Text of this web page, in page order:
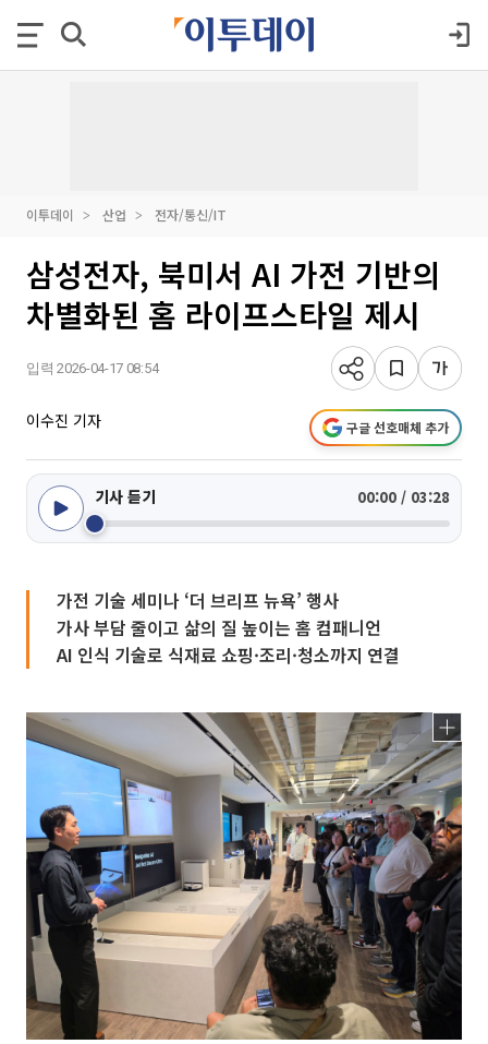
이투데이 산업 전자/통신/IT
삼성전자, 북미서 AI 가전 기반의
차별화된 홈 라이프스타일 제시
입력 2026-04-17 08:54
이수진 기자 구글 선호매체 추가
기사 듣기 00:00 / 03:28
가전 기술 세미나 ‘더 브리프 뉴욕’ 행사
가사 부담 줄이고 삶의 질 높이는 홈 컴패니언
AI 인식 기술로 식재료 쇼핑·조리·청소까지 연결